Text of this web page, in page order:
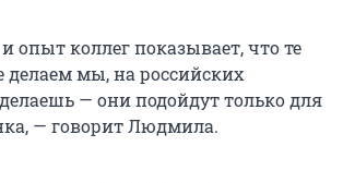
опыт коллег показывает, что те
мы, на российских
— они подойдут только для
— говорит Людмила.